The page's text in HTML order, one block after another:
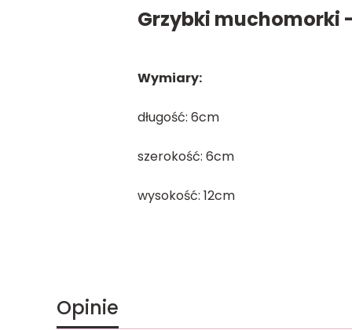
Grzybki muchomorki
Wymiary:
długość: 6cm
szerokość: 6cm
wysokość: 12cm
Opinie